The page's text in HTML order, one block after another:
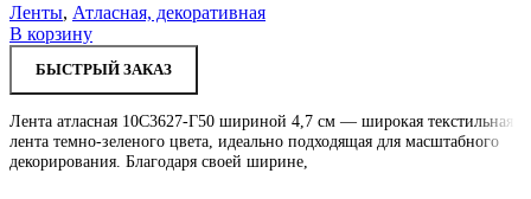
Ленты, Атласная, декоративная
В корзину
БЫСТРЫЙ ЗАКАЗ
Лента атласная 10С3627-Г50 шириной 4,7 см — широкая текстильная
лента темно-зеленого цвета, идеально подходящая для масштабного
декорирования. Благодаря своей ширине,